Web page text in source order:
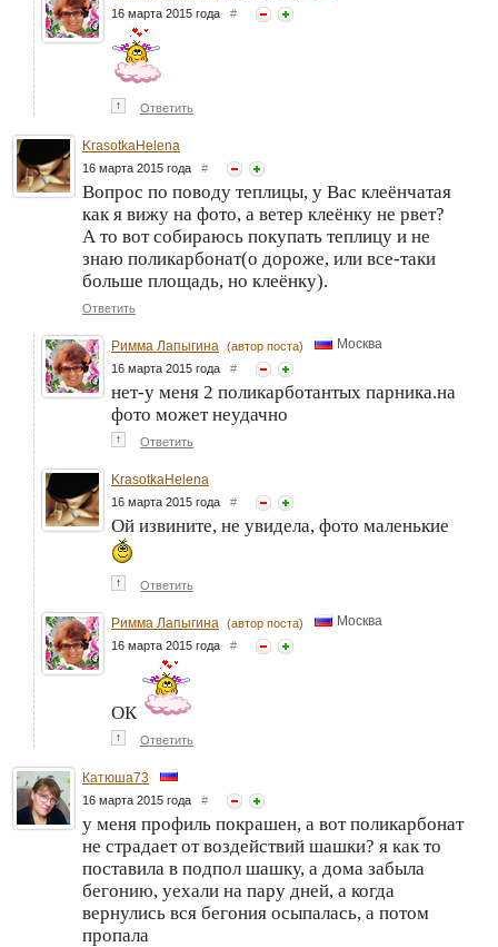
16 марта 2015 года #
↑ Ответить
KrasotkaHelena
16 марта 2015 года #
Вопрос по поводу теплицы, у Вас клеёнчатая
как я вижу на фото, а ветер клеёнку не рвет?
А то вот собираюсь покупать теплицу и не
знаю поликарбонат(о дороже, или все-таки
больше площадь, но клеёнку).
Ответить
Римма Лапыгина (автор поста) Москва
16 марта 2015 года #
нет-у меня 2 поликарботантых парника.на
фото может неудачно
↑ Ответить
KrasotkaHelena
16 марта 2015 года #
Ой извините, не увидела, фото маленькие
↑ Ответить
Римма Лапыгина (автор поста) Москва
16 марта 2015 года #
ОК
↑ Ответить
Катюша73
16 марта 2015 года #
у меня профиль покрашен, а вот поликарбонат
не страдает от воздействий шашки? я как то
поставила в подпол шашку, а дома забыла
бегонию, уехали на пару дней, а когда
вернулись вся бегония осыпалась, а потом
пропала